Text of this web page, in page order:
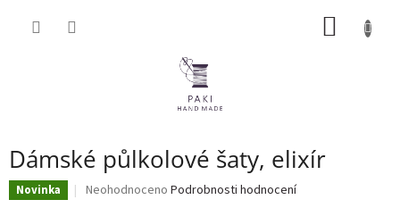
Dámské půlkolové šaty, elixír
Novinka
Průměrné
Neohodnoceno Podrobnosti hodnocení